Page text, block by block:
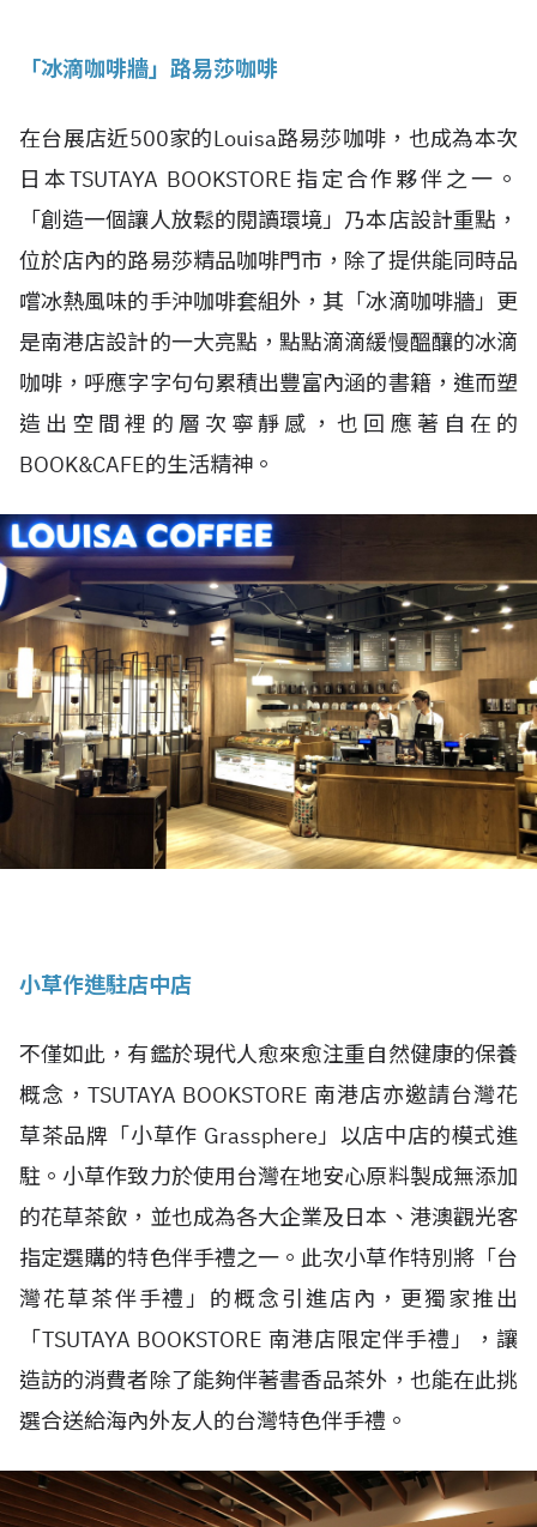
「冰滴咖啡牆」路易莎咖啡
在台展店近500家的Louisa路易莎咖啡，也成為本次
日本TSUTAYA BOOKSTORE指定合作夥伴之一。
「創造一個讓人放鬆的閱讀環境」乃本店設計重點，
位於店內的路易莎精品咖啡門市，除了提供能同時品
嚐冰熱風味的手沖咖啡套組外，其「冰滴咖啡牆」更
是南港店設計的一大亮點，點點滴滴緩慢醞釀的冰滴
咖啡，呼應字字句句累積出豐富內涵的書籍，進而塑
造出空間裡的層次寧靜感，也回應著自在的
BOOK&CAFE的生活精神。
小草作進駐店中店
不僅如此，有鑑於現代人愈來愈注重自然健康的保養
概念，TSUTAYA BOOKSTORE 南港店亦邀請台灣花
草茶品牌「小草作 Grassphere」以店中店的模式進
駐。小草作致力於使用台灣在地安心原料製成無添加
的花草茶飲，並也成為各大企業及日本、港澳觀光客
指定選購的特色伴手禮之一。此次小草作特別將「台
灣花草茶伴手禮」的概念引進店內，更獨家推出
「TSUTAYA BOOKSTORE 南港店限定伴手禮」，讓
造訪的消費者除了能夠伴著書香品茶外，也能在此挑
選合送給海內外友人的台灣特色伴手禮。